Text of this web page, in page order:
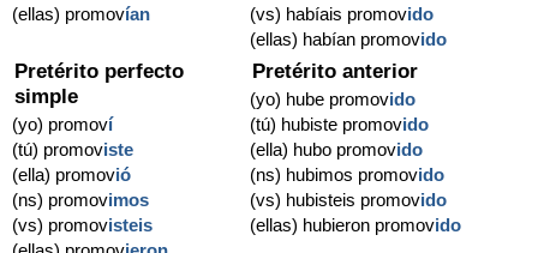
(ellas) promovían
(vs) habíais promovido
(ellas) habían promovido
Pretérito perfecto
simple
(yo) promoví
(tú) promoviste
(ella) promovió
(ns) promovimos
(vs) promovisteis
Pretérito anterior
(yo) hube promovido
(tú) hubiste promovido
(ella) hubo promovido
(ns) hubimos promovido
(vs) hubisteis promovido
(ellas) hubieron promovido